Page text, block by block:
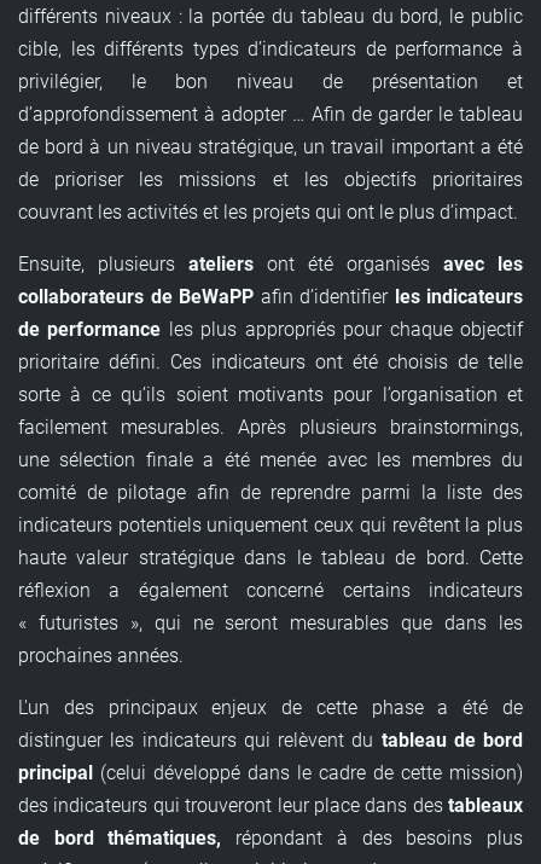
différents niveaux : la portée du tableau du bord, le public
cible, les différents types d’indicateurs de performance à
privilégier, le bon niveau de présentation et
d’approfondissement à adopter … Afin de garder le tableau
de bord à un niveau stratégique, un travail important a été
de prioriser les missions et les objectifs prioritaires
couvrant les activités et les projets qui ont le plus d’impact.
Ensuite, plusieurs ateliers ont été organisés avec les
collaborateurs de BeWaPP afin d’identifier les indicateurs
de performance les plus appropriés pour chaque objectif
prioritaire défini. Ces indicateurs ont été choisis de telle
sorte à ce qu’ils soient motivants pour l’organisation et
facilement mesurables. Après plusieurs brainstormings,
une sélection finale a été menée avec les membres du
comité de pilotage afin de reprendre parmi la liste des
indicateurs potentiels uniquement ceux qui revêtent la plus
haute valeur stratégique dans le tableau de bord. Cette
réflexion a également concerné certains indicateurs
« futuristes », qui ne seront mesurables que dans les
prochaines années.
L'un des principaux enjeux de cette phase a été de
distinguer les indicateurs qui relèvent du tableau de bord
principal (celui développé dans le cadre de cette mission)
des indicateurs qui trouveront leur place dans des tableaux
de bord thématiques, répondant à des besoins plus